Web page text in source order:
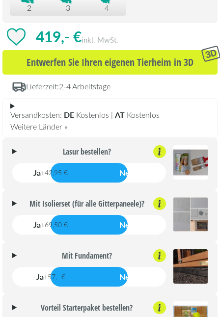
2 3 4
419,- €inkl. MwSt.
Entwerfen Sie Ihren eigenen Tierheim in 3D
Lieferzeit:2-4 Arbeitstage
Versandkosten: DE Kostenlos | AT Kostenlos
Weitere Länder »
Lasur bestellen?
Ja+42,95 € Nein
Mit Isolierset (für alle Gitterpaneele)?
Ja+69,50 € Nein
Mit Fundament?
Ja+57,- € Nein
Vorteil Starterpaket bestellen?